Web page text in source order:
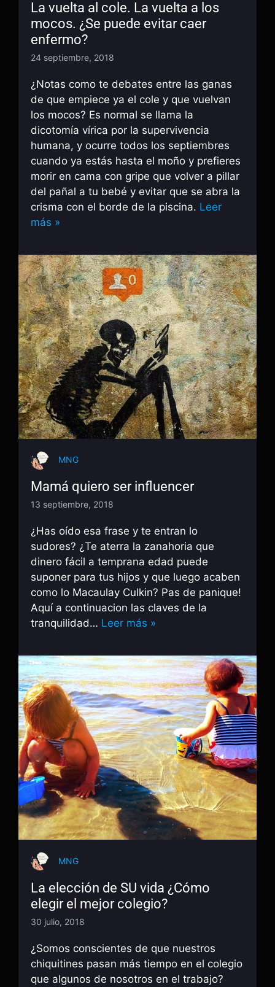
La vuelta al cole. La vuelta a los
mocos. ¿Se puede evitar caer
enfermo?
24 septiembre, 2018
¿Notas como te debates entre las ganas
de que empiece ya el cole y que vuelvan
los mocos? Es normal se llama la
dicotomía vírica por la supervivencia
humana, y ocurre todos los septiembres
cuando ya estás hasta el moño y prefieres
morir en cama con gripe que volver a pillar
del pañal a tu bebé y evitar que se abra la
crisma con el borde de la piscina. Leer
más »
MNG
Mamá quiero ser influencer
13 septiembre, 2018
¿Has oído esa frase y te entran lo
sudores? ¿Te aterra la zanahoria que
dinero fácil a temprana edad puede
suponer para tus hijos y que luego acaben
como lo Macaulay Culkin? Pas de panique!
Aquí a continuacion las claves de la
tranquilidad… Leer más »
MNG
La elección de SU vida ¿Cómo
elegir el mejor colegio?
30 julio, 2018
¿Somos conscientes de que nuestros
chiquitines pasan más tiempo en el colegio
que algunos de nosotros en el trabajo?